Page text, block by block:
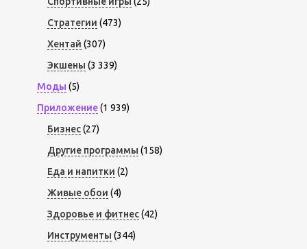
Стратегии (473)
Хентай (307)
Экшены (3 339)
Моды (5)
Приложение(1 939)
Бизнес(27)
Другие программы (158)
Еда и напитки (2)
Живые обои (4)
Здоровье и фитнес(42)
Инструменты (344)